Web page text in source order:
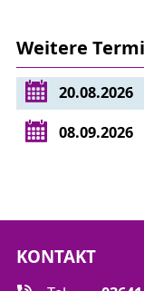
Weitere
20.08.2026
08.09.2026
KONTAKT